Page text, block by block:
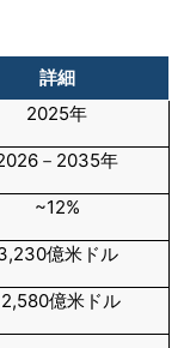
詳細
2025年
－2035年
~12%
億米ドル
億米ドル